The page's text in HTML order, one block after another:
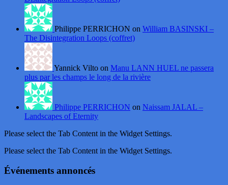
Philippe PERRICHON on William BASINSKI –
The Disintegration Loops (coffret)
Yannick Vilto on Manu LANN HUEL ne passera
plus par les champs le long de la rivière
Philippe PERRICHON on Naissam JALAL –
Landscapes of Eternity
Please select the Tab Content in the Widget Settings.
Please select the Tab Content in the Widget Settings.
Événements annoncés